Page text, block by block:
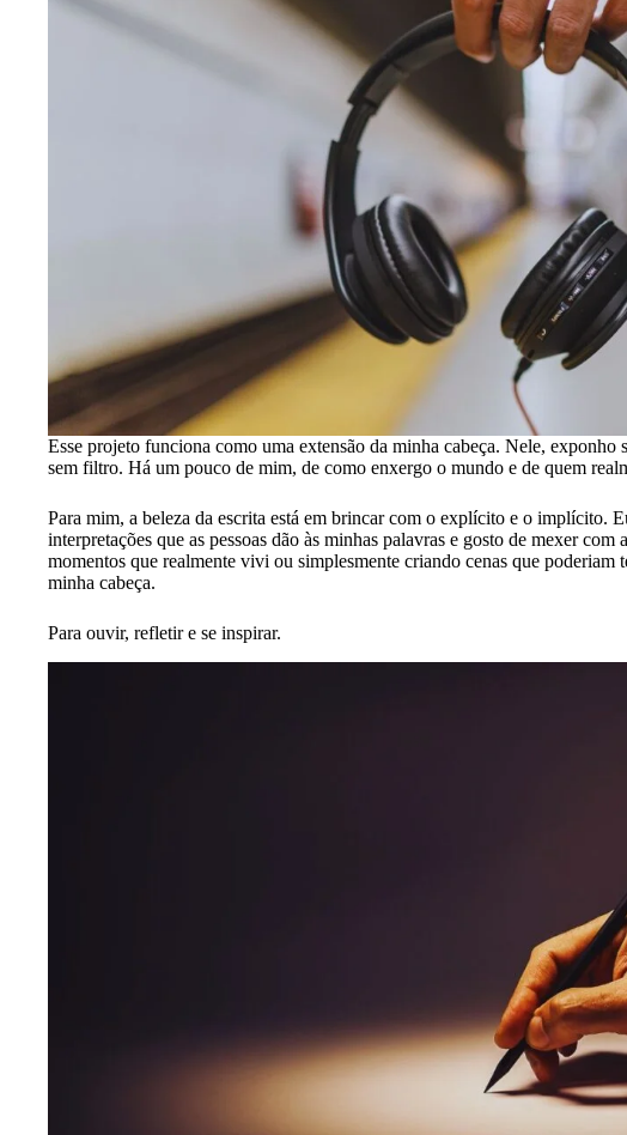
Esse projeto funciona como uma extensão da minha cabeça. Nele,
sem filtro. Há um pouco de mim, de como enxergo o mundo e de quem
Para mim, a beleza da escrita está em brincar com o explícito e o implícito.
interpretações que as pessoas dão às minhas palavras e gosto de mexer
momentos que realmente vivi ou simplesmente criando cenas que
minha cabeça.
Para ouvir, refletir e se inspirar.